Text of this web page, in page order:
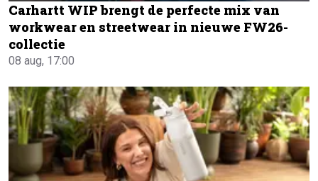
Carhartt WIP brengt de perfecte mix van
workwear en streetwear in nieuwe FW26-
collectie
08 aug, 17:00